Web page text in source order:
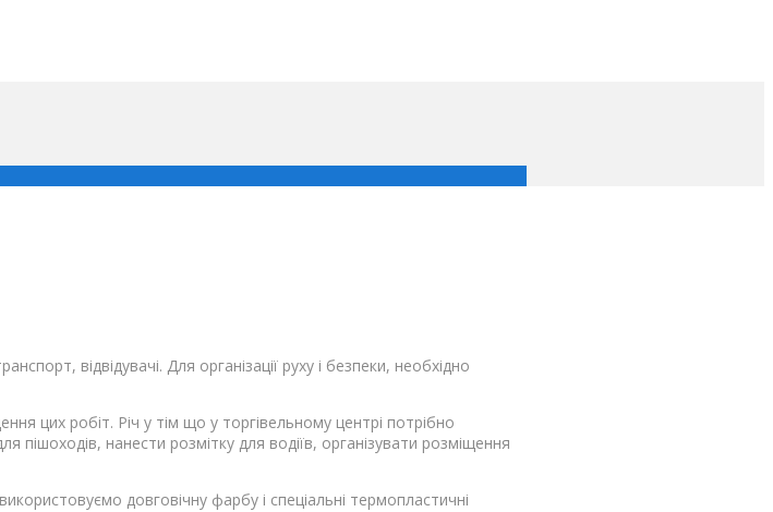
відвідувачі. Для організації руху і безпеки, необхідно
цих робіт. Річ у тім що у торгівельному центрі потрібно
нанести розмітку для водіїв, організувати розміщення
довговічну фарбу і спеціальні термопластичні